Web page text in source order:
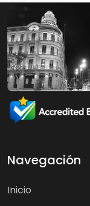
Navegación
Inicio